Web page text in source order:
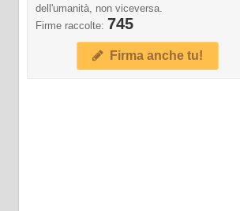
dell'umanità, non viceversa.
Firme raccolte: 745
Firma anche tu!